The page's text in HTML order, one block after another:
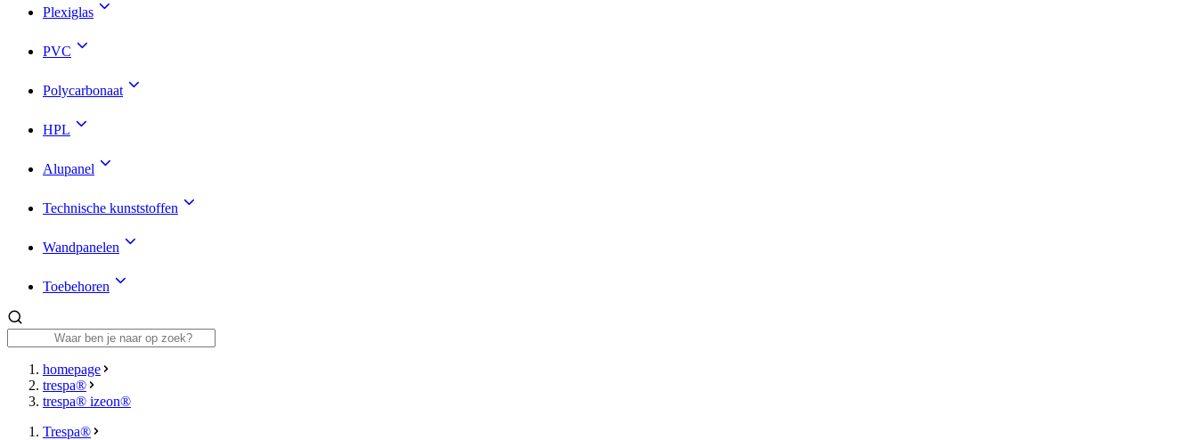
Plexiglas
PVC
Polycarbonaat
HPL
Alupanel
Technische kunststoffen
Wandpanelen
Toebehoren
homepage
trespa®
trespa® izeon®
Trespa®